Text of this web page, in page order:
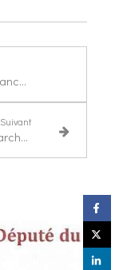
Président du Groupe amitié France/Paraguay
Suivant
Le collège A. Kastler labélisé en démarche de développement durable